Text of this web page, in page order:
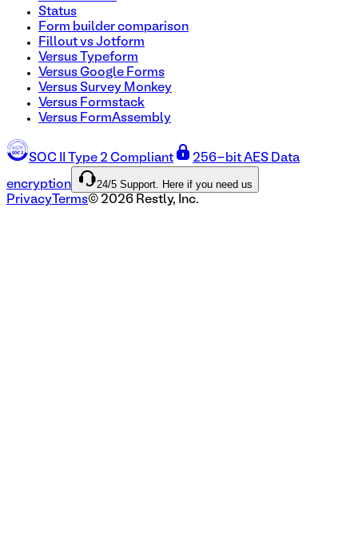
Status
Form builder comparison
Fillout vs Jotform
Versus Typeform
Versus Google Forms
Versus Survey Monkey
Versus Formstack
Versus FormAssembly
SOC II Type 2 Compliant 256-bit AES Data
encryption 24/5 Support. Here if you need us
Privacy Terms© 2026 Restly, Inc.